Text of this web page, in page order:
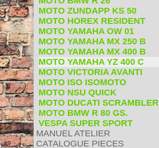
MOTO ZUNDAPP KS 50
MOTO HOREX RESIDENT
MOTO YAMAHA OW 01
MOTO YAMAHA MX 250 B
MOTO YAMAHA MX 400 B
MOTO YAMAHA YZ 400 C
MOTO VICTORIA AVANTI
MOTO ISO ISOMOTO
MOTO NSU QUICK
MOTO DUCATI SCRAMBLER
MOTO BMW R 80 GS.
VESPA SUPER SPORT
MANUEL ATELIER
CATALOGUE PIECES